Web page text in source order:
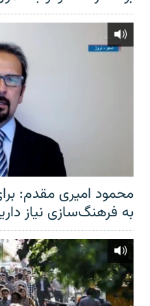
محمود امیری مقدم:
به فرهنگ‌سازی نیاز